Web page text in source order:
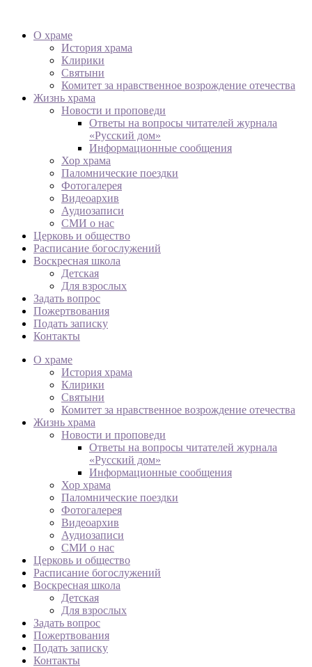
О храме
История храма
Клирики
Святыни
Комитет за нравственное возрождение отечества
Жизнь храма
Новости и проповеди
Ответы на вопросы читателей журнала
«Русский дом»
Информационные сообщения
Хор храма
Паломнические поездки
Фотогалерея
Видеоархив
Аудиозаписи
СМИ о нас
Церковь и общество
Расписание богослужений
Воскресная школа
Детская
Для взрослых
Задать вопрос
Пожертвования
Подать записку
Контакты
О храме
История храма
Клирики
Святыни
Комитет за нравственное возрождение отечества
Жизнь храма
Новости и проповеди
Ответы на вопросы читателей журнала
«Русский дом»
Информационные сообщения
Хор храма
Паломнические поездки
Фотогалерея
Видеоархив
Аудиозаписи
СМИ о нас
Церковь и общество
Расписание богослужений
Воскресная школа
Детская
Для взрослых
Задать вопрос
Пожертвования
Подать записку
Контакты